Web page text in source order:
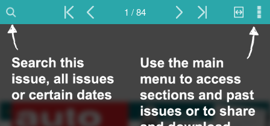
1 / 84